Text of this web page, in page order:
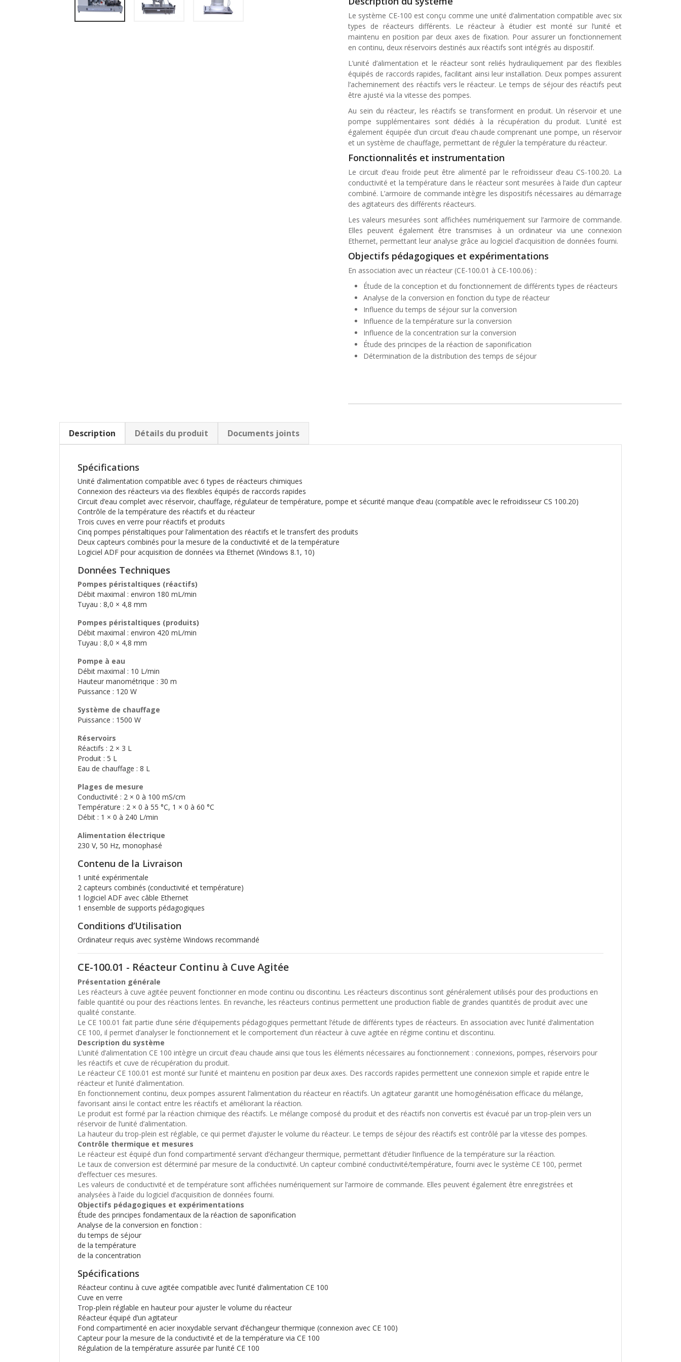
Le système CE-100 est conçu comme une unité d’alimentation compatible avec six
types de réacteurs différents. Le réacteur à étudier est monté sur l’unité et
maintenu en position par deux axes de fixation. Pour assurer un fonctionnement
en continu, deux réservoirs destinés aux réactifs sont intégrés au dispositif.
L’unité d’alimentation et le réacteur sont reliés hydrauliquement par des flexibles
équipés de raccords rapides, facilitant ainsi leur installation. Deux pompes assurent
l’acheminement des réactifs vers le réacteur. Le temps de séjour des réactifs peut
être ajusté via la vitesse des pompes.
Au sein du réacteur, les réactifs se transforment en produit. Un réservoir et une
pompe supplémentaires sont dédiés à la récupération du produit. L’unité est
également équipée d’un circuit d’eau chaude comprenant une pompe, un réservoir
et un système de chauffage, permettant de réguler la température du réacteur.
Fonctionnalités et instrumentation
Le circuit d’eau froide peut être alimenté par le refroidisseur d’eau CS-100.20. La
conductivité et la température dans le réacteur sont mesurées à l’aide d’un capteur
combiné. L’armoire de commande intègre les dispositifs nécessaires au démarrage
des agitateurs des différents réacteurs.
Les valeurs mesurées sont affichées numériquement sur l’armoire de commande.
Elles peuvent également être transmises à un ordinateur via une connexion
Ethernet, permettant leur analyse grâce au logiciel d’acquisition de données fourni.
Objectifs pédagogiques et expérimentations
En association avec un réacteur (CE-100.01 à CE-100.06) :
Étude de la conception et du fonctionnement de différents types de réacteurs
Analyse de la conversion en fonction du type de réacteur
Influence du temps de séjour sur la conversion
Influence de la température sur la conversion
Influence de la concentration sur la conversion
Étude des principes de la réaction de saponification
Détermination de la distribution des temps de séjour
Description Détails du produit Documents joints
Spécifications
Unité d’alimentation compatible avec 6 types de réacteurs chimiques
Connexion des réacteurs via des flexibles équipés de raccords rapides
Circuit d’eau complet avec réservoir, chauffage, régulateur de température, pompe et sécurité manque d’eau (compatible avec le refroidisseur CS 100.20)
Contrôle de la température des réactifs et du réacteur
Trois cuves en verre pour réactifs et produits
Cinq pompes péristaltiques pour l’alimentation des réactifs et le transfert des produits
Deux capteurs combinés pour la mesure de la conductivité et de la température
Logiciel ADF pour acquisition de données via Ethernet (Windows 8.1, 10)
Données Techniques
Pompes péristaltiques (réactifs)
Débit maximal : environ 180 mL/min
Tuyau : 8,0 × 4,8 mm
Pompes péristaltiques (produits)
Débit maximal : environ 420 mL/min
Tuyau : 8,0 × 4,8 mm
Pompe à eau
Débit maximal : 10 L/min
Hauteur manométrique : 30 m
Puissance : 120 W
Système de chauffage
Puissance : 1500 W
Réservoirs
Réactifs : 2 × 3 L
Produit : 5 L
Eau de chauffage : 8 L
Plages de mesure
Conductivité : 2 × 0 à 100 mS/cm
Température : 2 × 0 à 55 °C, 1 × 0 à 60 °C
Débit : 1 × 0 à 240 L/min
Alimentation électrique
230 V, 50 Hz, monophasé
Contenu de la Livraison
1 unité expérimentale
2 capteurs combinés (conductivité et température)
1 logiciel ADF avec câble Ethernet
1 ensemble de supports pédagogiques
Conditions d’Utilisation
Ordinateur requis avec système Windows recommandé
CE-100.01 - Réacteur Continu à Cuve Agitée
Présentation générale
Les réacteurs à cuve agitée peuvent fonctionner en mode continu ou discontinu. Les réacteurs discontinus sont généralement utilisés pour des productions en
faible quantité ou pour des réactions lentes. En revanche, les réacteurs continus permettent une production fiable de grandes quantités de produit avec une
qualité constante.
Le CE 100.01 fait partie d’une série d’équipements pédagogiques permettant l’étude de différents types de réacteurs. En association avec l’unité d’alimentation
CE 100, il permet d’analyser le fonctionnement et le comportement d’un réacteur à cuve agitée en régime continu et discontinu.
Description du système
L’unité d’alimentation CE 100 intègre un circuit d’eau chaude ainsi que tous les éléments nécessaires au fonctionnement : connexions, pompes, réservoirs pour
les réactifs et cuve de récupération du produit.
Le réacteur CE 100.01 est monté sur l’unité et maintenu en position par deux axes. Des raccords rapides permettent une connexion simple et rapide entre le
réacteur et l’unité d’alimentation.
En fonctionnement continu, deux pompes assurent l’alimentation du réacteur en réactifs. Un agitateur garantit une homogénéisation efficace du mélange,
favorisant ainsi le contact entre les réactifs et améliorant la réaction.
Le produit est formé par la réaction chimique des réactifs. Le mélange composé du produit et des réactifs non convertis est évacué par un trop-plein vers un
réservoir de l’unité d’alimentation.
La hauteur du trop-plein est réglable, ce qui permet d’ajuster le volume du réacteur. Le temps de séjour des réactifs est contrôlé par la vitesse des pompes.
Contrôle thermique et mesures
Le réacteur est équipé d’un fond compartimenté servant d’échangeur thermique, permettant d’étudier l’influence de la température sur la réaction.
Le taux de conversion est déterminé par mesure de la conductivité. Un capteur combiné conductivité/température, fourni avec le système CE 100, permet
d’effectuer ces mesures.
Les valeurs de conductivité et de température sont affichées numériquement sur l’armoire de commande. Elles peuvent également être enregistrées et
analysées à l’aide du logiciel d’acquisition de données fourni.
Objectifs pédagogiques et expérimentations
Étude des principes fondamentaux de la réaction de saponification
Analyse de la conversion en fonction :
du temps de séjour
de la température
de la concentration
Spécifications
Réacteur continu à cuve agitée compatible avec l’unité d’alimentation CE 100
Cuve en verre
Trop-plein réglable en hauteur pour ajuster le volume du réacteur
Réacteur équipé d’un agitateur
Fond compartimenté en acier inoxydable servant d’échangeur thermique (connexion avec CE 100)
Capteur pour la mesure de la conductivité et de la température via CE 100
Régulation de la température assurée par l’unité CE 100